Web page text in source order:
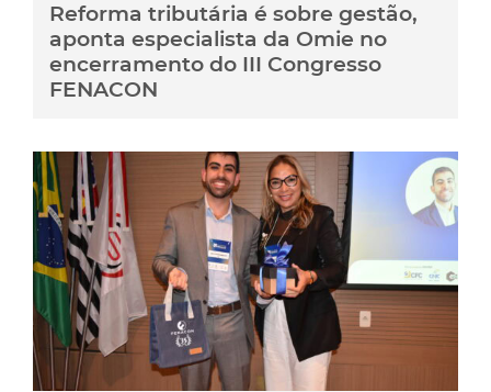
Reforma tributária é sobre gestão,
aponta especialista da Omie no
encerramento do III Congresso
FENACON